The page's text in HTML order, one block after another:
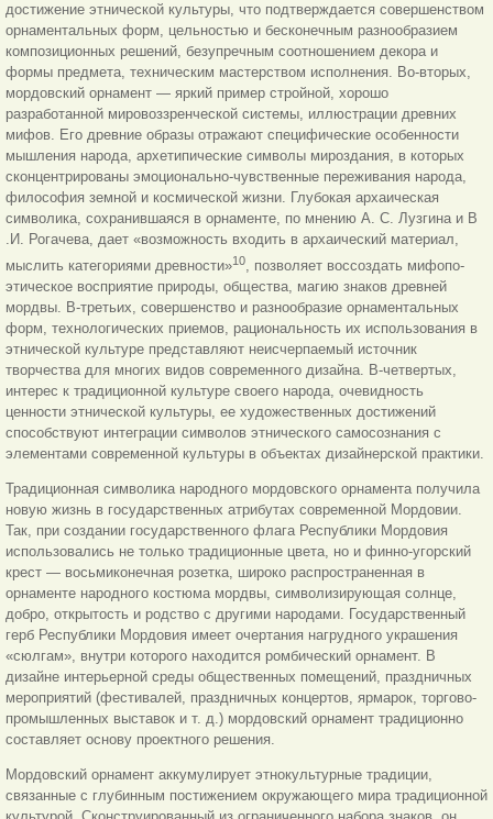
достижение этнической культуры, что подтверждается совершенством
орнаментальных форм, цельностью и бесконечным разнообразием
композиционных решений, безупречным соотношением декора и
формы предмета, техническим мастерством исполнения. Во-вторых,
мордовский орнамент — яркий пример стройной, хорошо
разработанной мировоззренческой системы, иллюстрации древних
мифов. Его древние образы отражают специфические особенности
мышления народа, архетипические символы мироздания, в которых
сконцентрированы эмоционально-чувственные переживания народа,
философия земной и космической жизни. Глубокая архаическая
символика, сохранившаяся в орнаменте, по мнению А. С. Лузгина и В
.И. Рогачева, дает «возможность входить в архаический материал,
мыслить категориями древности»10
, позволяет воссоздать мифопо-
этическое восприятие природы, общества, магию знаков древней
мордвы. В-третьих, совершенство и разнообразие орнаментальных
форм, технологических приемов, рациональность их использования в
этнической культуре представляют неисчерпаемый источник
творчества для многих видов современного дизайна. В-четвертых,
интерес к традиционной культуре своего народа, очевидность
ценности этнической культуры, ее художественных достижений
способствуют интеграции символов этнического самосознания с
элементами современной культуры в объектах дизайнерской практики.
Традиционная символика народного мордовского орнамента получила
новую жизнь в государственных атрибутах современной Мордовии.
Так, при создании государственного флага Республики Мордовия
использовались не только традиционные цвета, но и финно-угорский
крест — восьмиконечная розетка, широко распространенная в
орнаменте народного костюма мордвы, символизирующая солнце,
добро, открытость и родство с другими народами. Государственный
герб Республики Мордовия имеет очертания нагрудного украшения
«сюлгам», внутри которого находится ромбический орнамент. В
дизайне интерьерной среды общественных помещений, праздничных
мероприятий (фестивалей, праздничных концертов, ярмарок, торгово-
промышленных выставок и т. д.) мордовский орнамент традиционно
составляет основу проектного решения.
Мордовский орнамент аккумулирует этнокультурные традиции,
связанные с глубинным постижением окружающего мира традиционной